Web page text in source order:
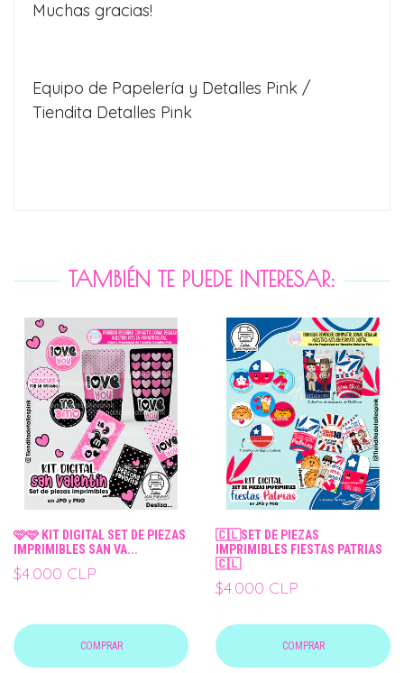
Muchas gracias!
Equipo de Papelería y Detalles Pink /
Tiendita Detalles Pink
TAMBIÉN TE PUEDE INTERESAR:
🩷🩷 KIT DIGITAL SET DE PIEZAS
IMPRIMIBLES SAN VA...
$4.000 CLP
COMPRAR
🇨🇱SET DE PIEZAS
IMPRIMIBLES FIESTAS PATRIAS
🇨🇱
$4.000 CLP
COMPRAR